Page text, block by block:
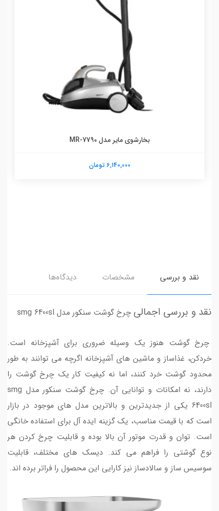
بخارشوی مایر مدل MR-7790
6,140,000 تومان
نقد و بررسی مشخصات دیدگاه‌ها
نقد و بررسی اجمالی چرخ گوشت سنکور مدل smg 6400sl
چرخ گوشت هنوز یک وسیله ضروری برای آشپزخانه است.
خردکن، غذاساز و ماشین های آشپزخانه اگرچه می توانند به طور
محدود گوشت خرد کنند، اما نه کیفیت کار یک چرخ گوشت را
دارند، نه امکانات و توانایی آن. چرخ گوشت سنکور مدل smg
6400sl یکی از جدیدترین و بالاترین مدل های موجود در بازار
است که با قیمت مناسب، یک گزینه ایده آل برای استفاده خانگی
است. توان و قدرت موتور آن بالا بوده و قابلیت چرخ کردن هر
نوع گوشتی را فراهم می کند. دیسک های مختلف، قابلیت
سوسیس ساز و سالادساز نیز کارایی این محصول را فراتر برده اند.